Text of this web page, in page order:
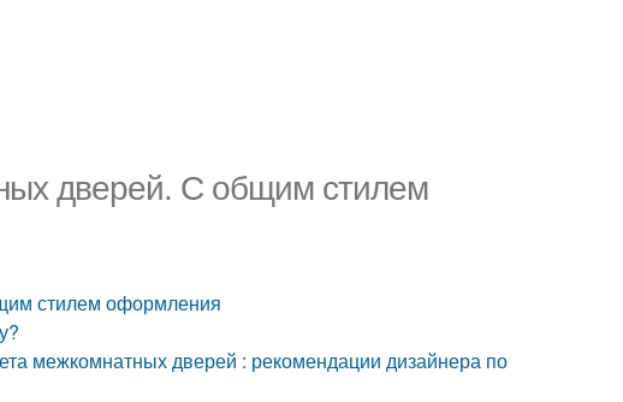
дверей. С общим стилем
стилем оформления
межкомнатных дверей : рекомендации дизайнера по